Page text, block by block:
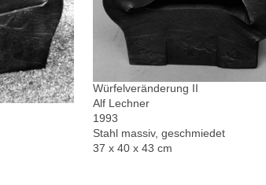
Würfelveränderung II
Alf Lechner
1993
Stahl massiv, geschmiedet
37 x 40 x 43 cm